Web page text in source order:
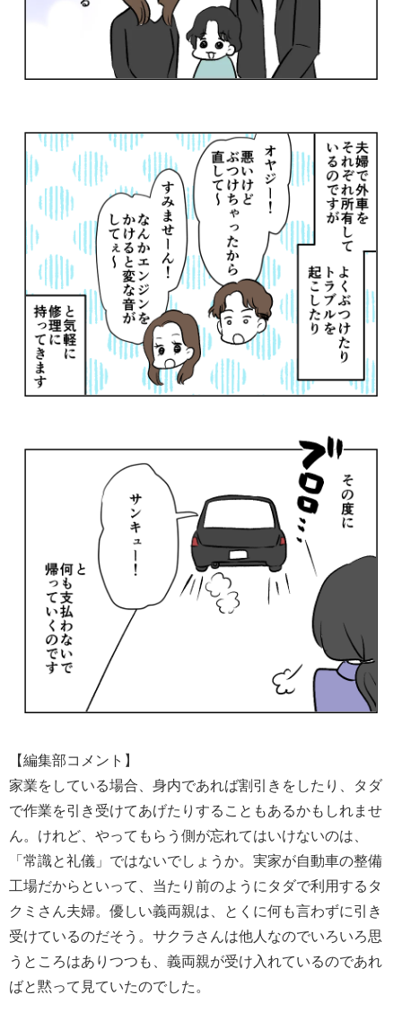
【編集部コメント】
家業をしている場合、身内であれば割引きをしたり、タダ
で作業を引き受けてあげたりすることもあるかもしれませ
ん。けれど、やってもらう側が忘れてはいけないのは、
「常識と礼儀」ではないでしょうか。実家が自動車の整備
工場だからといって、当たり前のようにタダで利用するタ
クミさん夫婦。優しい義両親は、とくに何も言わずに引き
受けているのだそう。サクラさんは他人なのでいろいろ思
うところはありつつも、義両親が受け入れているのであれ
ばと黙って見ていたのでした。